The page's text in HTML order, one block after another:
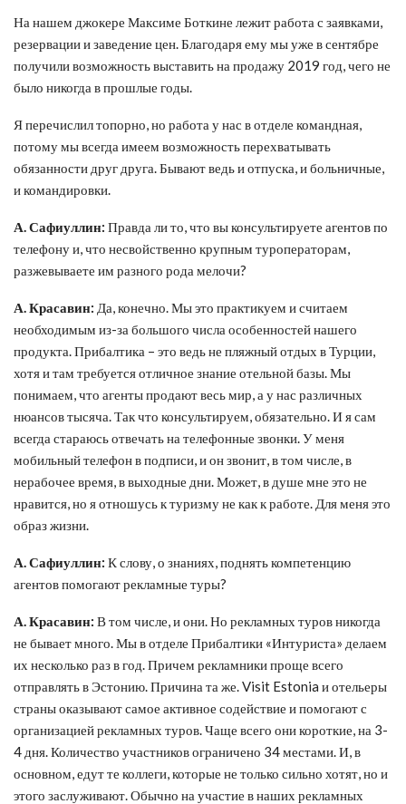
На нашем джокере Максиме Боткине лежит работа с заявками,
резервации и заведение цен. Благодаря ему мы уже в сентябре
получили возможность выставить на продажу 2019 год, чего не
было никогда в прошлые годы.
Я перечислил топорно, но работа у нас в отделе командная,
потому мы всегда имеем возможность перехватывать
обязанности друг друга. Бывают ведь и отпуска, и больничные,
и командировки.
А. Сафиуллин: Правда ли то, что вы консультируете агентов по
телефону и, что несвойственно крупным туроператорам,
разжевываете им разного рода мелочи?
А. Красавин: Да, конечно. Мы это практикуем и считаем
необходимым из-за большого числа особенностей нашего
продукта. Прибалтика – это ведь не пляжный отдых в Турции,
хотя и там требуется отличное знание отельной базы. Мы
понимаем, что агенты продают весь мир, а у нас различных
нюансов тысяча. Так что консультируем, обязательно. И я сам
всегда стараюсь отвечать на телефонные звонки. У меня
мобильный телефон в подписи, и он звонит, в том числе, в
нерабочее время, в выходные дни. Может, в душе мне это не
нравится, но я отношусь к туризму не как к работе. Для меня это
образ жизни.
А. Сафиуллин: К слову, о знаниях, поднять компетенцию
агентов помогают рекламные туры?
А. Красавин: В том числе, и они. Но рекламных туров никогда
не бывает много. Мы в отделе Прибалтики «Интуриста» делаем
их несколько раз в год. Причем рекламники проще всего
отправлять в Эстонию. Причина та же. Visit Estonia и отельеры
страны оказывают самое активное содействие и помогают с
организацией рекламных туров. Чаще всего они короткие, на 3-
4 дня. Количество участников ограничено 34 местами. И, в
основном, едут те коллеги, которые не только сильно хотят, но и
этого заслуживают. Обычно на участие в наших рекламных